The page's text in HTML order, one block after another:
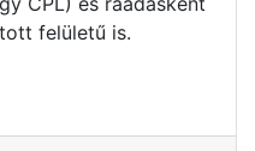
felületű is.